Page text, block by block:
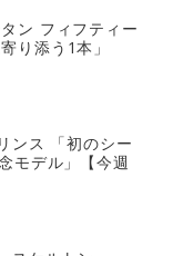
ィー
り添う1本」
ンス 「初のシー
モデル」【今週